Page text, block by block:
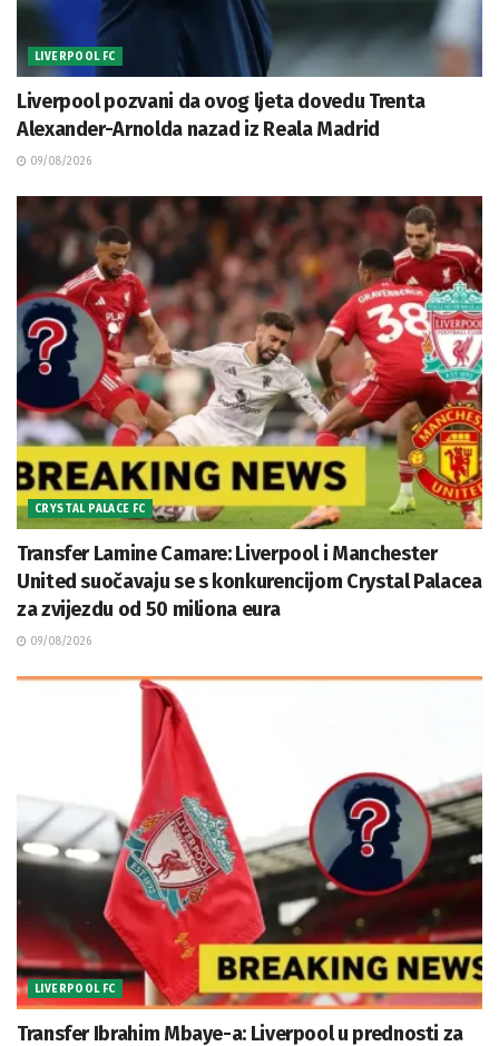
LIVERPOOL FC
Liverpool pozvani da ovog ljeta dovedu Trenta
Alexander-Arnolda nazad iz Reala Madrid
09/08/2026
CRYSTAL PALACE FC
Transfer Lamine Camare: Liverpool i Manchester
United suočavaju se s konkurencijom Crystal Palacea
za zvijezdu od 50 miliona eura
09/08/2026
LIVERPOOL FC
Transfer Ibrahim Mbaye-a: Liverpool u prednosti za